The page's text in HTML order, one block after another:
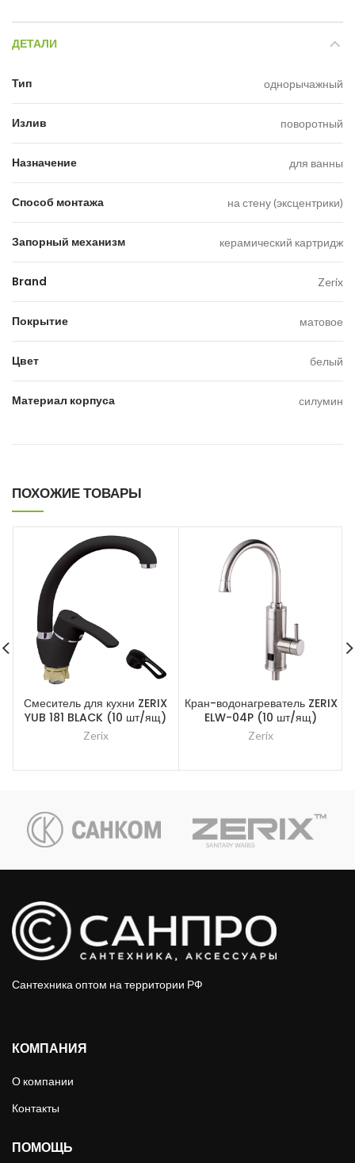
ДЕТАЛИ
Тип однорычажный
Излив поворотный
Назначение для ванны
Способ монтажа на стену (эксцентрики)
Запорный механизм керамический картридж
Brand Zerix
Покрытие матовое
Цвет белый
Материал корпуса силумин
ПОХОЖИЕ ТОВАРЫ
Смеситель для кухни ZERIX
YUB 181 BLACK (10 шт/ящ)
Zerix
Кран-водонагреватель ZERIX
ELW-04P (10 шт/ящ)
Zerix
Сантехника оптом на территории РФ
КОМПАНИЯ
О компании
Контакты
ПОМОЩЬ